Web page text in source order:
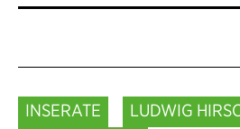
INSERATE
LUDWIG